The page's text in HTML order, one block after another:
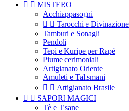
  MISTERO
Acchiappasogni
  Tarocchi e Divinazione
Tamburi e Sonagli
Pendoli
Tepi e Kuripe per Rapé
Piume cerimoniali
Artigianato Oriente
Amuleti e Talismani
  Artigianato Brasile
  SAPORI MAGICI
Tè e Tisane